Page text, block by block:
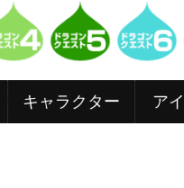
キャラクター ア